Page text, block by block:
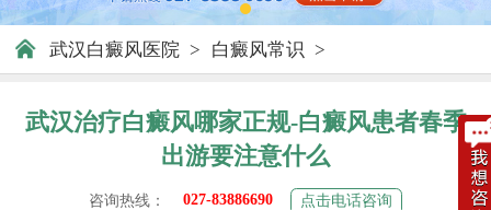
武汉白癜风医院 > 白癜风常识 >
武汉治疗白癜风哪家正规-白癜风患者春季
出游要注意什么
咨询热线： 027-83886690 点击电话咨询